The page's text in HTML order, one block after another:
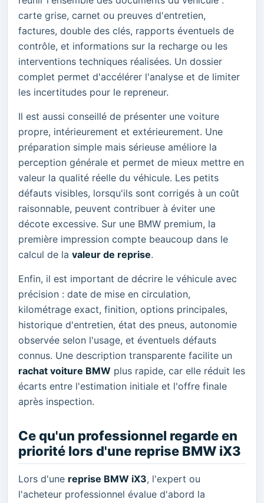
carte grise, carnet ou preuves d'entretien,
factures, double des clés, rapports éventuels de
contrôle, et informations sur la recharge ou les
interventions techniques réalisées. Un dossier
complet permet d'accélérer l'analyse et de limiter
les incertitudes pour le repreneur.
Il est aussi conseillé de présenter une voiture
propre, intérieurement et extérieurement. Une
préparation simple mais sérieuse améliore la
perception générale et permet de mieux mettre en
valeur la qualité réelle du véhicule. Les petits
défauts visibles, lorsqu'ils sont corrigés à un coût
raisonnable, peuvent contribuer à éviter une
décote excessive. Sur une BMW premium, la
première impression compte beaucoup dans le
calcul de la valeur de reprise.
Enfin, il est important de décrire le véhicule avec
précision : date de mise en circulation,
kilométrage exact, finition, options principales,
historique d'entretien, état des pneus, autonomie
observée selon l'usage, et éventuels défauts
connus. Une description transparente facilite un
rachat voiture BMW plus rapide, car elle réduit les
écarts entre l'estimation initiale et l'offre finale
après inspection.
Ce qu'un professionnel regarde en
priorité lors d'une reprise BMW iX3
Lors d'une reprise BMW iX3, l'expert ou
l'acheteur professionnel évalue d'abord la